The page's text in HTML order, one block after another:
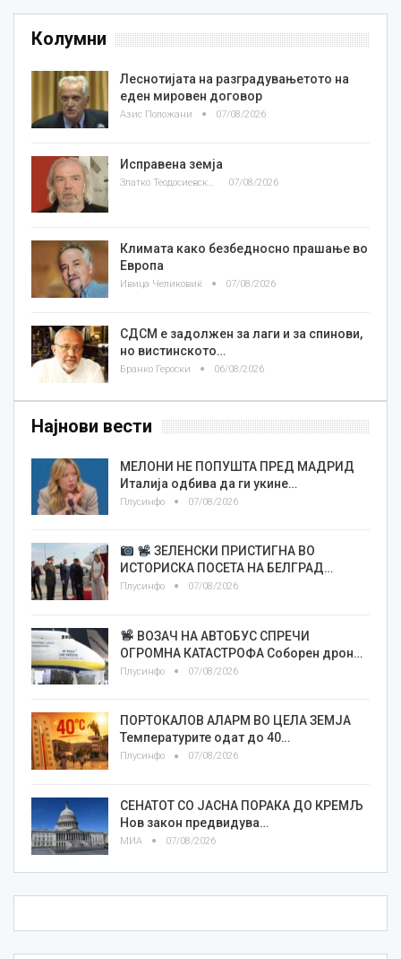
Колумни
Леснотијата на разградувањетото на
еден мировен договор
Азис Положани 07/08/2026
Исправена земја
Златко Теодосиевски 07/08/2026
Климата како безбедносно прашање во
Европа
Ивица Челиковиќ 07/08/2026
СДСМ е задолжен за лаги и за спинови,
но вистинското…
Бранко Героски 06/08/2026
Најнови вести
МЕЛОНИ НЕ ПОПУШТА ПРЕД МАДРИД
Италија одбива да ги укине…
Плусинфо 07/08/2026
ЗЕЛЕНСКИ ПРИСТИГНА ВО
ИСТОРИСКА ПОСЕТА НА БЕЛГРАД…
Плусинфо 07/08/2026
ВОЗАЧ НА АВТОБУС СПРЕЧИ
ОГРОМНА КАТАСТРОФА Соборен дрон…
Плусинфо 07/08/2026
ПОРТОКАЛОВ АЛАРМ ВО ЦЕЛА ЗЕМЈА
Температурите одат до 40…
Плусинфо 07/08/2026
СЕНАТОТ СО ЈАСНА ПОРАКА ДО КРЕМЉ
Нов закон предвидува…
МИА 07/08/2026